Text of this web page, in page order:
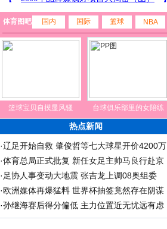
体育图吧 国内 国际 篮球 NBA
篮球宝贝自摸显风骚 台球俱乐部里的女陪练
热点新闻
·辽足开始自救 肇俊哲等七大球星开价4200万
·体育总局正式批复 新任女足主帅马良行赴京
· 足协人事变动大地震 张吉龙上调08奥组委
·欧洲媒体再爆猛料 世界杯抽签竟然存在阴谋
·孙继海赛后得分偏低 主力位置近无忧远有虑